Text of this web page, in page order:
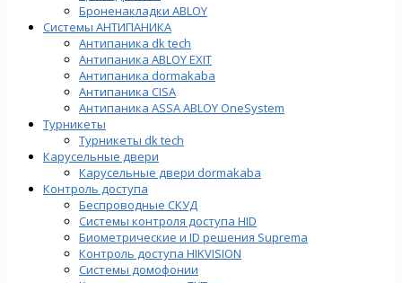
Броненакладки ABLOY
Системы АНТИПАНИКА
Антипаника dk tech
Антипаника ABLOY EXIT
Антипаника dormakaba
Антипаника СISA
Антипаника ASSA ABLOY OneSystem
Турникеты
Турникеты dk tech
Карусельные двери
Карусельные двери dormakaba
Контроль доступа
Беспроводные СКУД
Системы контроля доступа HID
Биометрические и ID решения Suprema
Контроль доступа HIKVISION
Системы домофонии